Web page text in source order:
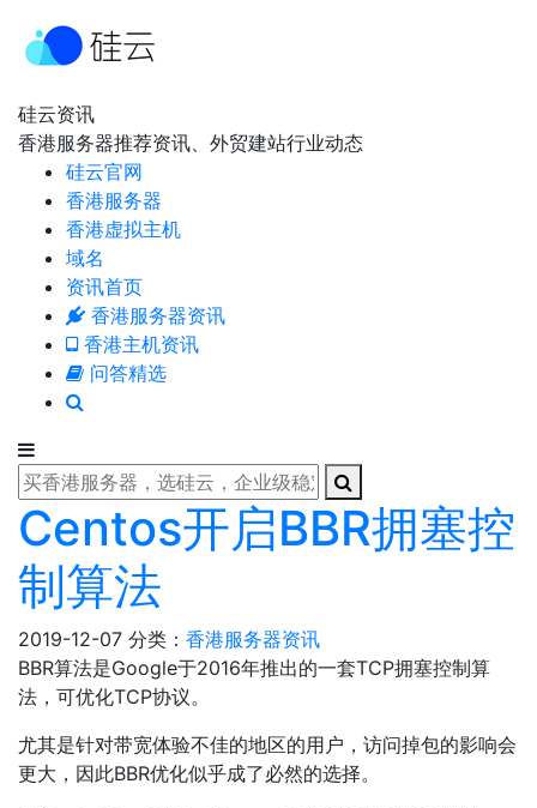
硅云资讯
香港服务器推荐资讯、外贸建站行业动态
硅云官网
香港服务器
香港虚拟主机
域名
资讯首页
香港服务器资讯
香港主机资讯
问答精选
Centos开启BBR拥塞控
制算法
2019-12-07 分类： 香港服务器资讯
BBR算法是Google于2016年推出的一套TCP拥塞控制算
法，可优化TCP协议。
尤其是针对带宽体验不佳的地区的用户，访问掉包的影响会
更大，因此BBR优化似乎成了必然的选择。